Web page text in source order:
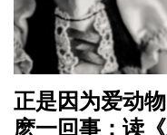
正是因为爱动
麽一回事：读